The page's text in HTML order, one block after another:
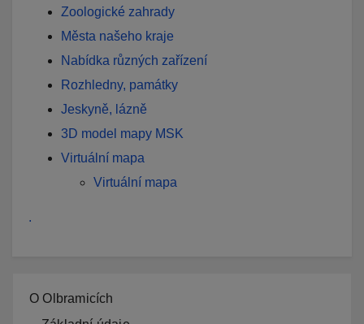
Zoologické zahrady
Města našeho kraje
Nabídka různých zařízení
Rozhledny, památky
Jeskyně, lázně
3D model mapy MSK
Virtuální mapa
Virtuální mapa
.
O Olbramicích